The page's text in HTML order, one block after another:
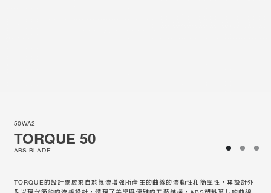
50WA2
TORQUE 50
ABS BLADE
TORQUE的設計靈感來自於氣流增強所產生的曲線的流動性和簡單性，其設計外